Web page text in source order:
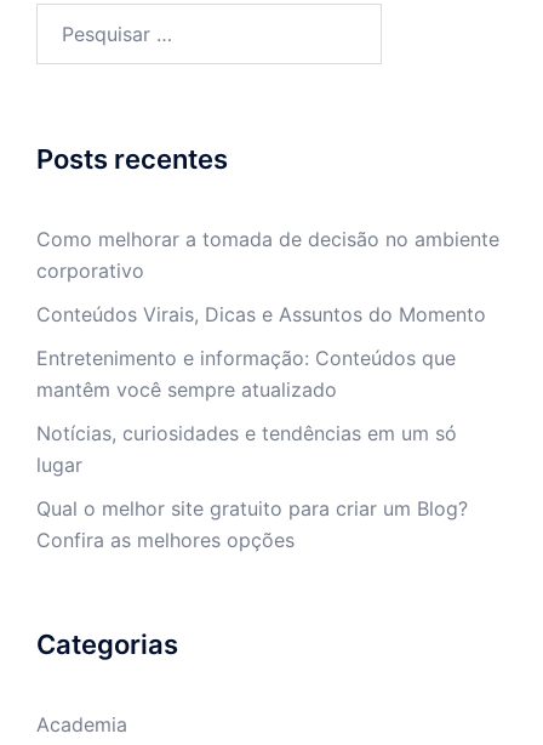
Posts recentes
Como melhorar a tomada de decisão no ambiente
corporativo
Conteúdos Virais, Dicas e Assuntos do Momento
Entretenimento e informação: Conteúdos que
mantêm você sempre atualizado
Notícias, curiosidades e tendências em um só
lugar
Qual o melhor site gratuito para criar um Blog?
Confira as melhores opções
Categorias
Academia